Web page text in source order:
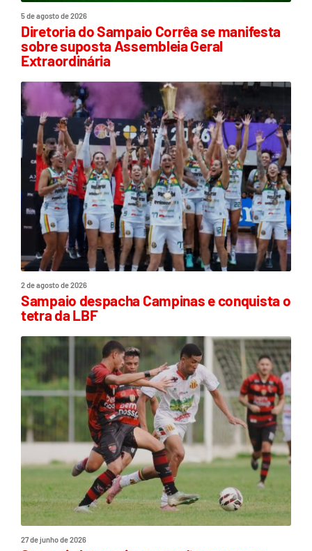
5 de agosto de 2026
Diretoria do Sampaio Corrêa se manifesta
sobre suposta Assembleia Geral
Extraordinária
2 de agosto de 2026
Sampaio despacha Campinas e conquista o
tetra da LBF
27 de junho de 2026